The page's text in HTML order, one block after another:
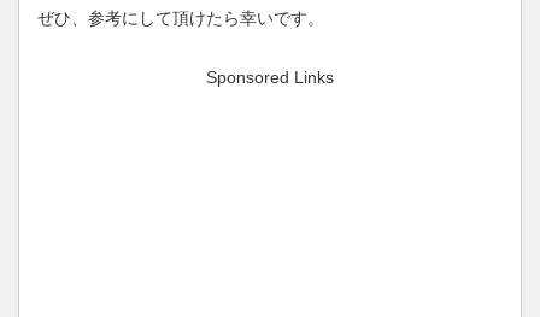
ぜひ、参考にして頂けたら幸いです。
Sponsored Links